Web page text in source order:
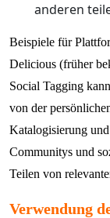
anderen
Beispiele für
Delicious (früher
Social Tagging
von der
Katalogisierung
Communitys und
Teilen von
Verwendung